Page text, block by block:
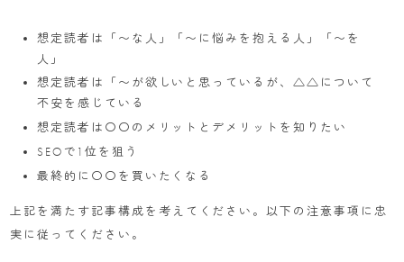
想定読者は「〜な人」「〜に悩みを抱える人」「〜を
人」
想定読者は「〜が欲しいと思っているが、△△について
不安を感じている
想定読者は〇〇のメリットとデメリットを知りたい
SEOで1位を狙う
最終的に〇〇を買いたくなる
上記を満たす記事構成を考えてください。以下の注意事項に忠
実に従ってください。